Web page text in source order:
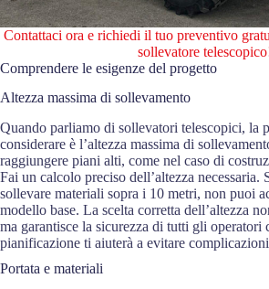
Contattaci ora e richiedi il tuo preventivo
sollevatore
Comprendere le esigenze del progetto
Altezza massima di sollevamento
Quando parliamo di sollevatori telescopici, la
considerare è l’altezza massima di
raggiungere piani alti, come nel caso di
Fai un calcolo preciso dell’altezza necessaria.
sollevare materiali sopra i 10 metri, non puoi
modello base. La scelta corretta dell’altezza
ma garantisce la sicurezza di tutti gli operatori
pianificazione ti aiuterà a evitare
Portata e materiali